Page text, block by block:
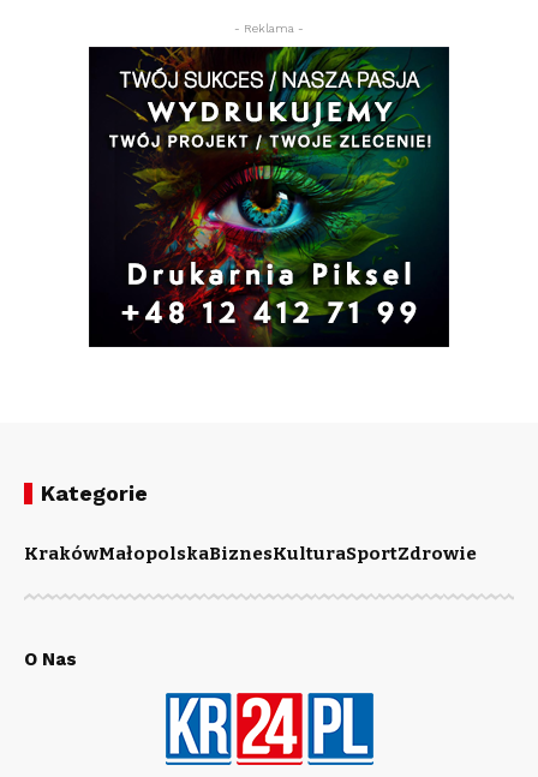
- Reklama -
Kategorie
KrakówMałopolskaBiznesKulturaSportZdrowie
O Nas